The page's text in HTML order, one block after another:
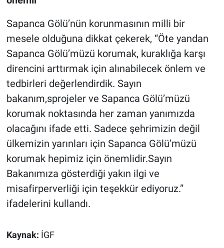
Sapanca Gölü’nün korunmasının milli bir
mesele olduğuna dikkat çekerek, “Öte yandan
Sapanca Gölü’müzü korumak, kuraklığa karşı
direncini arttırmak için alınabilecek önlem ve
tedbirleri değerlendirdik. Sayın
bakanım,sprojeler ve Sapanca Gölü’müzü
korumak noktasında her zaman yanımızda
olacağını ifade etti. Sadece şehrimizin değil
ülkemizin yarınları için Sapanca Gölü’müzü
korumak hepimiz için önemlidir.Sayın
Bakanımıza gösterdiği yakın ilgi ve
misafirperverliği için teşekkür ediyoruz.”
ifadelerini kullandı.
Kaynak: İGF